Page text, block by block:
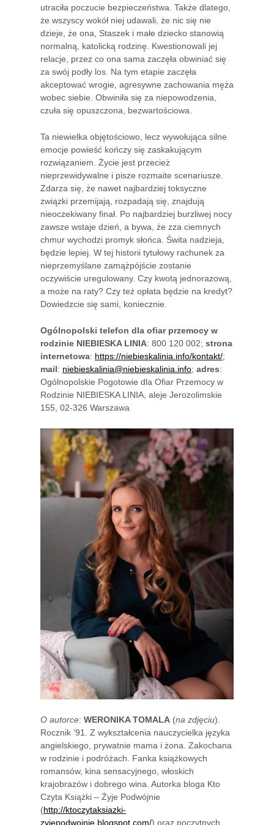
utraciła poczucie bezpieczeństwa. Także dlatego,
że wszyscy wokół niej udawali, że nic się nie
dzieje, że ona, Staszek i małe dziecko stanowią
normalną, katolicką rodzinę. Kwestionowali jej
relacje, przez co ona sama zaczęła obwiniać się
za swój podły los. Na tym etapie zaczęła
akceptować wrogie, agresywne zachowania męża
wobec siebie. Obwiniła się za niepowodzenia,
czuła się opuszczona, bezwartościowa.
Ta niewielka objętościowo, lecz wywołująca silne
emocje powieść kończy się zaskakującym
rozwiązaniem. Życie jest przecież
nieprzewidywalne i pisze rozmaite scenariusze.
Zdarza się, że nawet najbardziej toksyczne
związki przemijają, rozpadają się, znajdują
nieoczekiwany finał. Po najbardziej burzliwej nocy
zawsze wstaje dzień, a bywa, że zza ciemnych
chmur wychodzi promyk słońca. Świta nadzieja,
będzie lepiej. W tej historii tytułowy rachunek za
nieprzemyślane zamążpójście zostanie
oczywiście uregulowany. Czy kwotą jednorazową,
a może na raty? Czy też opłata będzie na kredyt?
Dowiedzcie się sami, koniecznie.
Ogólnopolski telefon dla ofiar przemocy w
rodzinie NIEBIESKA LINIA: 800 120 002; strona
internetowa: https://niebieskalinia.info/kontakt/;
mail: niebieskalinia@niebieskalinia.info; adres:
Ogólnopolskie Pogotowie dla Ofiar Przemocy w
Rodzinie NIEBIESKA LINIA, aleje Jerozolimskie
155, 02-326 Warszawa
O autorce: WERONIKA TOMALA (na zdjęciu).
Rocznik ’91. Z wykształcenia nauczycielka języka
angielskiego, prywatnie mama i żona. Zakochana
w rodzinie i podróżach. Fanka książkowych
romansów, kina sensacyjnego, włoskich
krajobrazów i dobrego wina. Autorka bloga Kto
Czyta Książki – Żyje Podwójnie
(http://ktoczytaksiazki-
zyjepodwojnie.blogspot.com/) oraz poczytnych